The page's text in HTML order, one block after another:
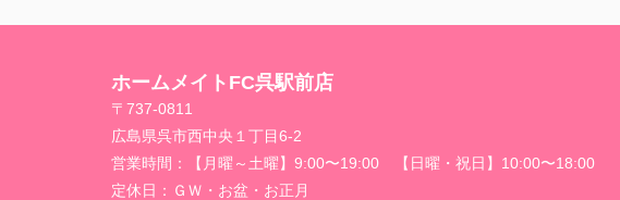
ホームメイトFC呉駅前店
〒737-0811
広島県呉市西中央１丁目6-2
営業時間：
【月曜～土曜】9:00〜19:00 【日曜・祝日】10:00〜18:00
定休日： ＧＷ・お盆・お正月